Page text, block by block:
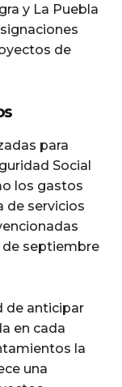
y La Puebla
de
para
Social
los gastos
de servicios
de septiembre
de anticipar
en cada
la
una